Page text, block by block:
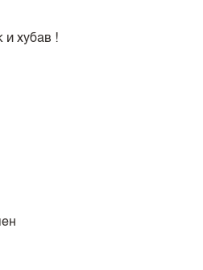
и хубав !